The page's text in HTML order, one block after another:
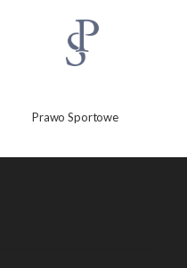
Prawo Sportowe